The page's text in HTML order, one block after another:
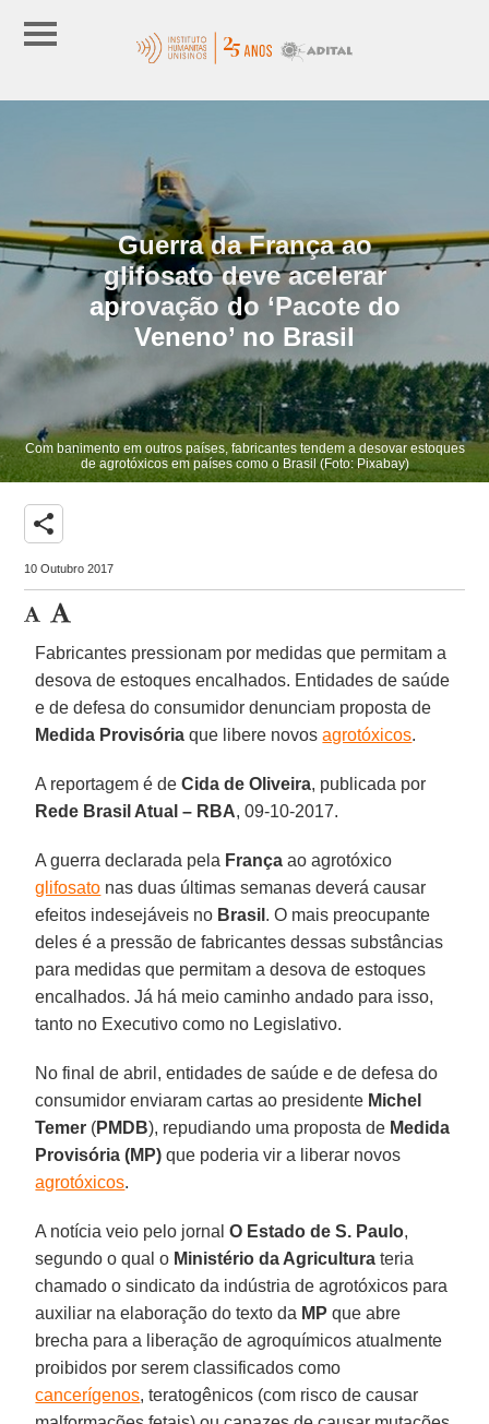
Guerra da França ao
glifosato deve acelerar
aprovação do ‘Pacote do
Veneno’ no Brasil
Com banimento em outros países, fabricantes tendem a desovar estoques
de agrotóxicos em países como o Brasil (Foto: Pixabay)
share
10 Outubro 2017
Fabricantes pressionam por medidas que permitam a
desova de estoques encalhados. Entidades de saúde
e de defesa do consumidor denunciam proposta de
Medida Provisória que libere novosagrotóxicos.
A reportagem é deCida de Oliveira, publicada por
Rede Brasil Atual – RBA, 09-10-2017.
A guerra declarada pela França ao agrotóxico
glifosato nas duas últimas semanas deverá causar
efeitos indesejáveis no Brasil . O mais preocupante
deles é a pressão de fabricantes dessas substâncias
para medidas que permitam a desova de estoques
encalhados. Já há meio caminho andado para isso,
tanto no Executivo como no Legislativo.
No final de abril, entidades de saúde e de defesa do
consumidor enviaram cartas ao presidente Michel
Temer (PMDB), repudiando uma proposta de Medida
Provisória (MP) que poderia vir a liberar novos
agrotóxicos.
A notícia veio pelo jornalO Estado de S. Paulo,
segundo o qual o Ministério da Agricultura teria
chamado o sindicato da indústria de agrotóxicos para
auxiliar na elaboração do texto da MP que abre
brecha para a liberação de agroquímicos atualmente
proibidos por serem classificados como
cancerígenos, teratogênicos (com risco de causar